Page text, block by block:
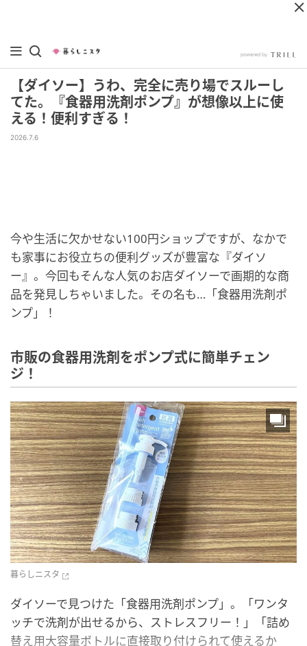
【ダイソー】うわ、完全に売り場でスルーし
てた。『食器用洗剤ポンプ』が想像以上に使
える！便利すぎる！
2026.7.6
今や生活に欠かせない100円ショップですが、なかで
も家事にお役立ちの便利グッズが豊富な『ダイソ
ー』。今回もそんな人気のお店ダイソーで画期的な商
品を発見しちゃいました。その名も…「食器用洗剤ポ
ンプ」！
市販の食器用洗剤をポンプ式に簡単チェン
ジ！
暮らしニスタ
ダイソーで見つけた「食器用洗剤ポンプ」。「ワンタ
ッチで洗剤が出せるから、ストレスフリー！」「詰め
替え用大容量ボトルに直接取り付けられて使えるか